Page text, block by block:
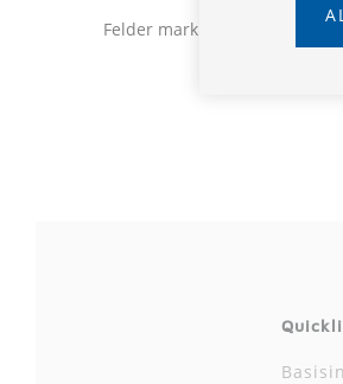
Felder markiert mit * sind